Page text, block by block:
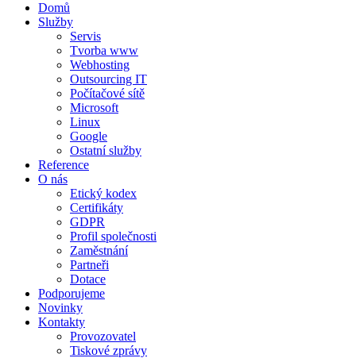
Domů
Služby
Servis
Tvorba www
Webhosting
Outsourcing IT
Počítačové sítě
Microsoft
Linux
Google
Ostatní služby
Reference
O nás
Etický kodex
Certifikáty
GDPR
Profil společnosti
Zaměstnání
Partneři
Dotace
Podporujeme
Novinky
Kontakty
Provozovatel
Tiskové zprávy